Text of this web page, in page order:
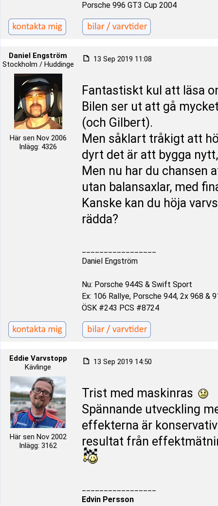
Porsche 996 GT3 Cup 2004
Daniel Engström
Stockholm / Huddinge
Här sen Nov 2006
Inlägg: 4326
13 Sep 2019 11:08
Fantastiskt kul att läsa
Bilen ser ut att gå
(och Gilbert).
Men såklart tråkigt att
dyrt det är att bygga
Men nu har du chansen
utan balansaxlar, med
Kanske kan du höja
rädda?
Daniel Engström
Nu: Porsche 944S & Swift Sport
Ex: 106 Rallye, Porsche 944, 2x 968 &
ÖSK #243 PCS #8724
Eddie Varvstopp
Kävlinge
Här sen Nov 2002
Inlägg: 3162
13 Sep 2019 14:50
Trist med maskinras
Spännande utveckling
effekterna är
resultat från
Edvin Persson